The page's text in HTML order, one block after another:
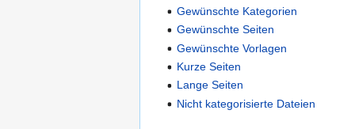
Gewünschte Kategorien
Gewünschte Seiten
Gewünschte Vorlagen
Kurze Seiten
Lange Seiten
Nicht kategorisierte Dateien